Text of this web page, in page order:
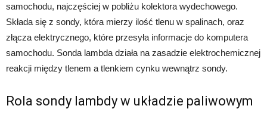
samochodu, najczęściej w pobliżu kolektora wydechowego.
Składa się z sondy, która mierzy ilość tlenu w spalinach, oraz
złącza elektrycznego, które przesyła informacje do komputera
samochodu. Sonda lambda działa na zasadzie elektrochemicznej
reakcji między tlenem a tlenkiem cynku wewnątrz sondy.
Rola sondy lambdy w układzie paliwowym